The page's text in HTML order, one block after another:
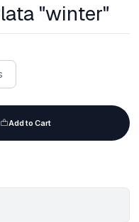
"winter"
Add to Cart